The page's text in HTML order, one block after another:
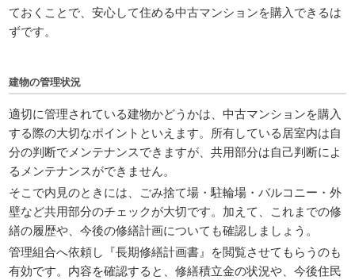
ておくことで、安心して住める中古マンションを購入できるは
ずです。
建物の管理状況
適切に管理されている建物かどうかは、中古マンションを購入
する際の大切なポイントといえます。所有している居室内は自
分の判断でメンテナンスできますが、共用部分は自己判断によ
るメンテナンスができません。
そこで内見のときには、ごみ捨て場・駐輪場・バルコニー・外
壁など共用部分のチェックが大切です。加えて、これまでの修
繕の履歴や、今後の修繕計画についても確認しましょう。
管理組合へ依頼し『長期修繕計画書』を閲覧させてもらうのも
有効です。内容を確認すると、修繕積立金の状況や、今後住民